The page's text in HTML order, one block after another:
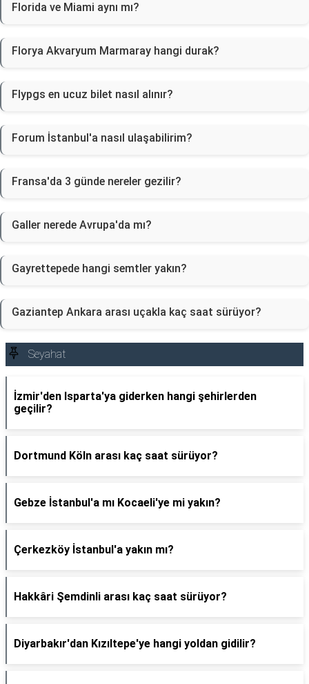
Florida ve Miami aynı mı?
Florya Akvaryum Marmaray hangi durak?
Flypgs en ucuz bilet nasıl alınır?
Forum İstanbul'a nasıl ulaşabilirim?
Fransa'da 3 günde nereler gezilir?
Galler nerede Avrupa'da mı?
Gayrettepede hangi semtler yakın?
Gaziantep Ankara arası uçakla kaç saat sürüyor?
Seyahat
İzmir'den Isparta'ya giderken hangi şehirlerden
geçilir?
Dortmund Köln arası kaç saat sürüyor?
Gebze İstanbul'a mı Kocaeli'ye mi yakın?
Çerkezköy İstanbul'a yakın mı?
Hakkâri Şemdinli arası kaç saat sürüyor?
Diyarbakır'dan Kızıltepe'ye hangi yoldan gidilir?